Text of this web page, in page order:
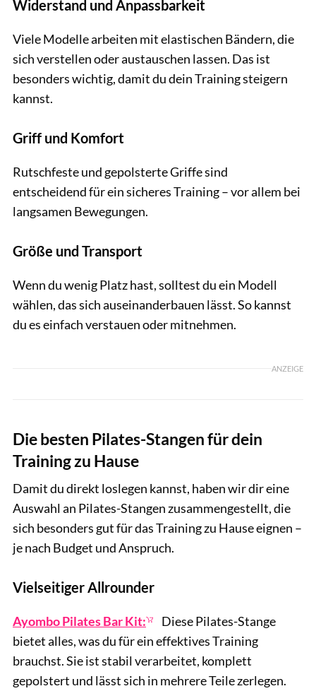
Widerstand und Anpassbarkeit
Viele Modelle arbeiten mit elastischen Bändern, die
sich verstellen oder austauschen lassen. Das ist
besonders wichtig, damit du dein Training steigern
kannst.
Griff und Komfort
Rutschfeste und gepolsterte Griffe sind
entscheidend für ein sicheres Training – vor allem bei
langsamen Bewegungen.
Größe und Transport
Wenn du wenig Platz hast, solltest du ein Modell
wählen, das sich auseinanderbauen lässt. So kannst
du es einfach verstauen oder mitnehmen.
ANZEIGE
Die besten Pilates-Stangen für dein
Training zu Hause
Damit du direkt loslegen kannst, haben wir dir eine
Auswahl an Pilates-Stangen zusammengestellt, die
sich besonders gut für das Training zu Hause eignen –
je nach Budget und Anspruch.
Vielseitiger Allrounder
Ayombo Pilates Bar Kit:
Diese Pilates-Stange
bietet alles, was du für ein effektives Training
brauchst. Sie ist stabil verarbeitet, komplett
gepolstert und lässt sich in mehrere Teile zerlegen.